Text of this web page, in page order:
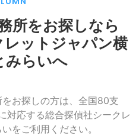
所をお探しなら
レットジャパン横
みらいへ
お探しの方は、全国80支
対応する総合探偵社シークレ
をご利用ください。